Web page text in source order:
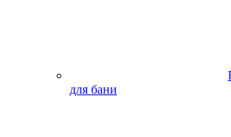
для бани